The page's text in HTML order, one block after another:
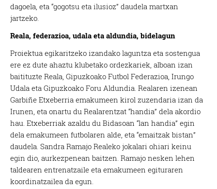
dagoela, eta “gogotsu eta ilusioz” daudela martxan
jartzeko.
Reala, federazioa, udala eta aldundia, bidelagun
Proiektua egikaritzeko izandako laguntza eta sostengua
ere ez dute ahaztu klubetako ordezkariek, alboan izan
baitituzte Reala, Gipuzkoako Futbol Federazioa, Irungo
Udala eta Gipuzkoako Foru Aldundia. Realaren izenean
Garbiñe Etxeberria emakumeen kirol zuzendaria izan da
Irunen, eta onartu du Realarentzat “handia” dela akordio
hau. Etxeberriak azaldu du Bidasoan “lan handia” egin
dela emakumeen futbolaren alde, eta “emaitzak bistan”
daudela. Sandra Ramajo Realeko jokalari ohiari keinu
egin dio, aurkezpenean baitzen. Ramajo nesken lehen
taldearen entrenatzaile eta emakumeen egituraren
koordinatzailea da egun.